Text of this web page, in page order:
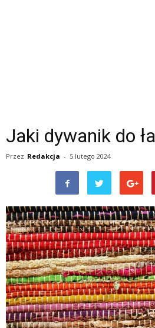
Jaki dywanik do
Przez Redakcja - 5 lutego 2024